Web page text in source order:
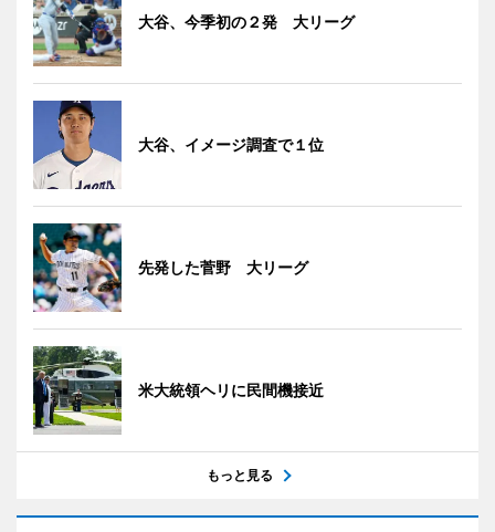
大谷、今季初の２発 大リーグ
大谷、イメージ調査で１位
先発した菅野 大リーグ
米大統領ヘリに民間機接近
もっと見る